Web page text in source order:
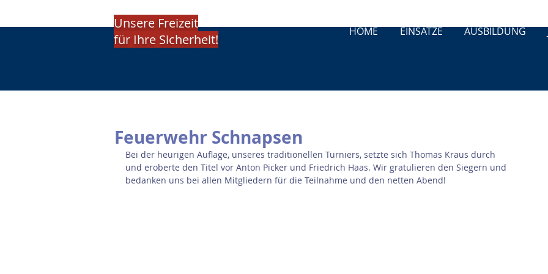
Unsere Freizeit
für Ihre Sicherheit!
HOME EINSÄTZE AUSBILDUNG
Feuerwehr Schnapsen
Bei der heurigen Auflage, unseres traditionellen Turniers, setzte sich Thomas Kraus durch
und eroberte den Titel vor Anton Picker und Friedrich Haas. Wir gratulieren den Siegern und
bedanken uns bei allen Mitgliedern für die Teilnahme und den netten Abend!